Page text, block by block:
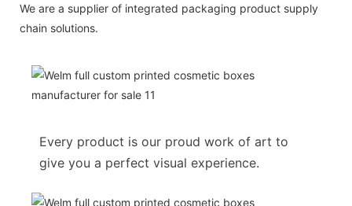
We are a supplier of integrated packaging product supply
chain solutions.
Every product is our proud work of art to
give you a perfect visual experience.